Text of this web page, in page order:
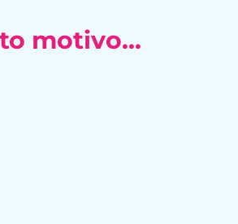
motivo...